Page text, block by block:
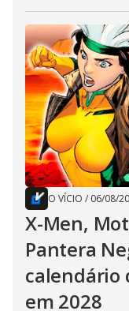
O VÍCIO / 06/08/
X-Men,
Pantera
calendário
em 2028